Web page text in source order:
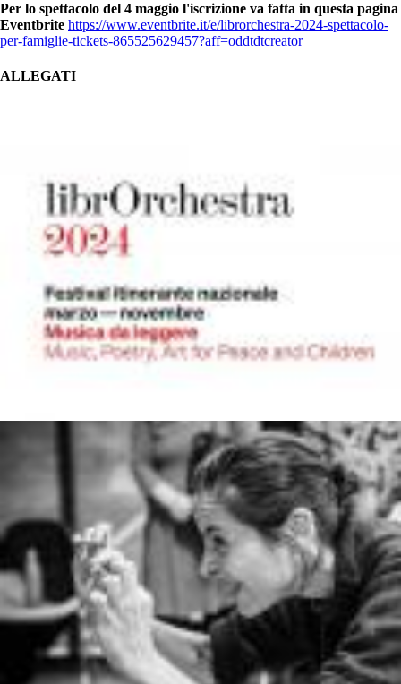
Per lo spettacolo del 4 maggio l'iscrizione va fatta in questa pagina
Eventbrite https://www.eventbrite.it/e/librorchestra-2024-spettacolo-
per-famiglie-tickets-865525629457?aff=oddtdtcreator
ALLEGATI